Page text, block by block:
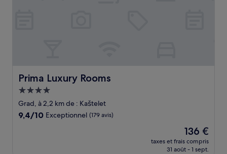
Prima Luxury Rooms
Prima Luxury Rooms
Hébergement
4.0 étoiles
Grad, à 2,2 km de : Kaštelet
9.4
9,4/10 Exceptionnel (179 avis)
Le
nouveau
prix
136 €
taxes et frais compris
31 août - 1 sept.